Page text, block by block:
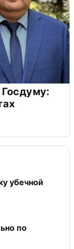
убечной
по